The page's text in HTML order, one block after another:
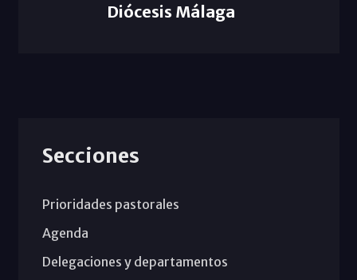
Diócesis Málaga
Secciones
Prioridades pastorales
Agenda
Delegaciones y departamentos